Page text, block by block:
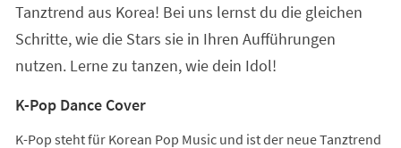
Tanztrend aus Korea! Bei uns lernst du die gleichen
Schritte, wie die Stars sie in Ihren Aufführungen
nutzen. Lerne zu tanzen, wie dein Idol!
K-Pop Dance Cover
K-Pop steht für Korean Pop Music und ist der neue Tanztrend